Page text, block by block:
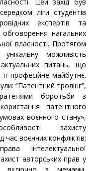
ліги студентів
експертів та
обговорення нагальних
власності. Протягом
можливість
питань, що
професійне майбутнє.
“Патентний тролінг”,
боротьби з
патентного
воєнного стану»,
захисту
час воєнних конфліктів;
інтелектуальної
авторських прав у